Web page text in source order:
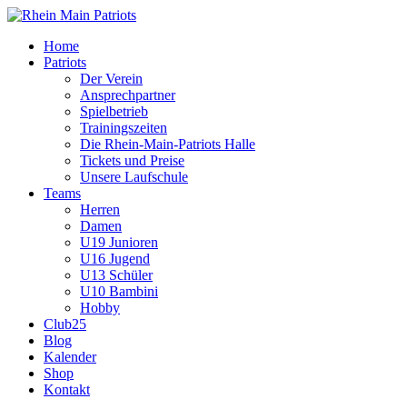
Home
Patriots
Der Verein
Ansprechpartner
Spielbetrieb
Trainingszeiten
Die Rhein-Main-Patriots Halle
Tickets und Preise
Unsere Laufschule
Teams
Herren
Damen
U19 Junioren
U16 Jugend
U13 Schüler
U10 Bambini
Hobby
Club25
Blog
Kalender
Shop
Kontakt